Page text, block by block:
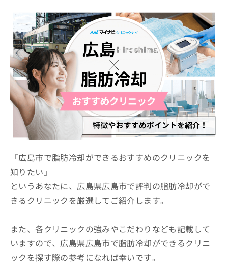
「広島市で脂肪冷却ができるおすすめのクリニックを
知りたい」
というあなたに、広島県広島市で評判の脂肪冷却がで
きるクリニックを厳選してご紹介します。
また、各クリニックの強みやこだわりなども記載して
いますので、広島県広島市で脂肪冷却ができるクリニ
ックを探す際の参考になれば幸いです。
マ
イ
ナ
ビ
ク
リ
ニ
ッ
ク
関
す
る
お
問
い
わ
せ
は
こ
医
療
関
係
者
の
方
は
ら
広
告
出
稿
の
問
合
わ
広
告
代
店
方
は
ち